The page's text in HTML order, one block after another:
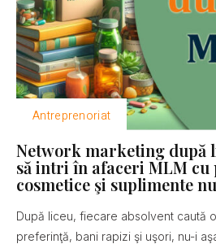
Antreprenoriat
Network marketing după
să intri în afaceri MLM cu
cosmetice şi suplimente
După liceu, fiecare absolvent caută
preferinţă, bani rapizi şi uşori, nu-i